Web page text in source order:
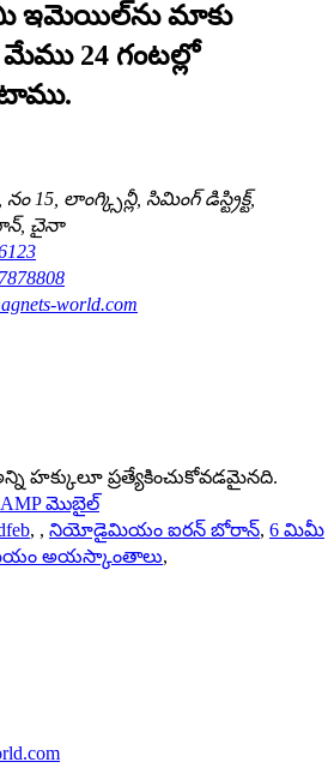
ఇమెయిల్‌ను మాకు
24 గంటల్లో
నం 15, లాంగ్క్సిన్లీ, సిమింగ్ డిస్ట్రిక్ట్,
చైనా
world.com
హక్కులూ ప్రత్యేకించుకోవడమైనది.
AMP మొబైల్
, , నియోడైమియం ఐరన్ బోరాన్, 6 మిమీ
అయస్కాంతాలు,